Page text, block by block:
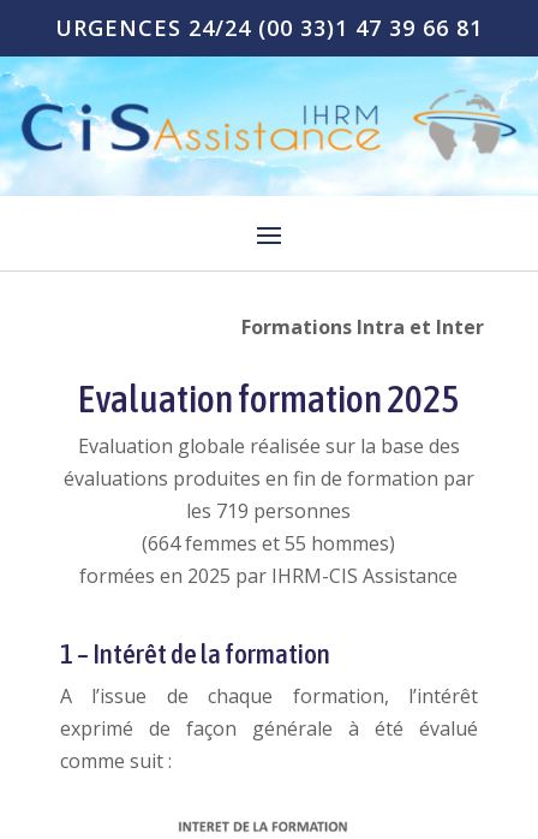
URGENCES 24/24 (00 33)1 47 39 66 81
Formations Intra et Inter
Evaluation formation 2025
Evaluation globale réalisée sur la base des
évaluations produites en fin de formation par
les 719 personnes
(664 femmes et 55 hommes)
formées en 2025 par IHRM-CIS Assistance
1 – Intérêt de la formation
A l’issue de chaque formation, l’intérêt
exprimé de façon générale à été évalué
comme suit :